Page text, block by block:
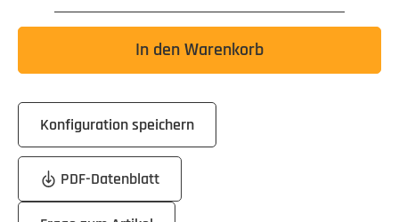
In den Warenkorb
Konfiguration speichern
PDF-Datenblatt